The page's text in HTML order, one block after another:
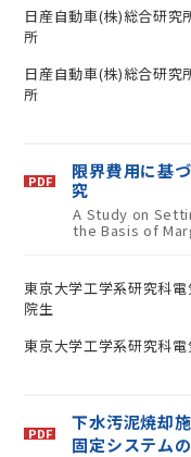
日産自動車(株)総合研究
所
日産自動車(株)総合研究
所
限界費用に基
究
A Study on
the Basis of
東京大学工学系研究科
院生
東京大学工学系研究科
下水汚泥焼却
固定システム